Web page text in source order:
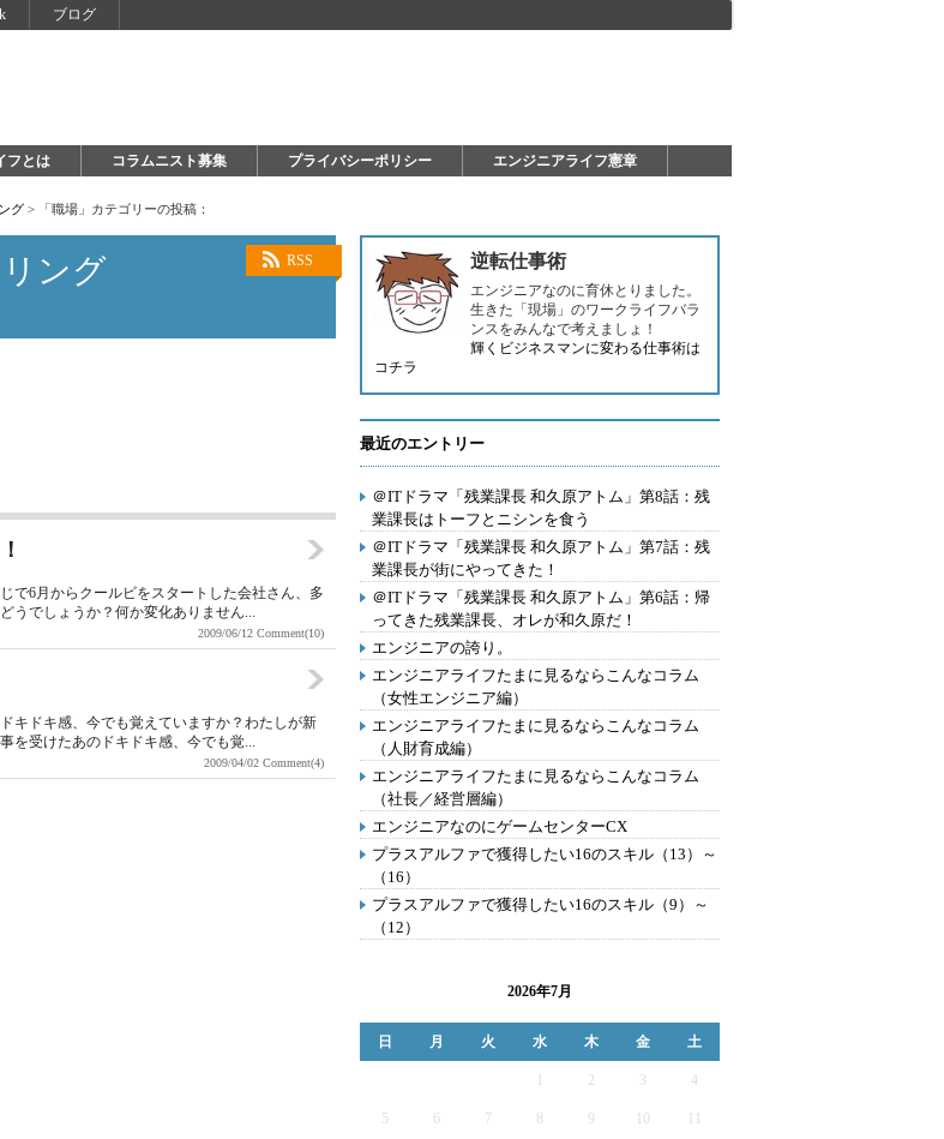
ブログ
フとは コラムニスト募集 プライバシーポリシー エンジニアライフ憲章
グ > 「職場」カテゴリーの投稿：
RSS
ング
で6月からクールビをスタートした会社さん、多
うでしょうか？何か変化ありません...
2009/06/12 Comment(10)
キドキ感、今でも覚えていますか？わたしが新
を受けたあのドキドキ感、今でも覚...
2009/04/02 Comment(4)
逆転仕事術
エンジニアなのに育休とりました。
生きた「現場」のワークライフバラ
ンスをみんなで考えましょ！
輝くビジネスマンに変わる仕事術は
コチラ
最近のエントリー
＠ITドラマ「残業課長 和久原アトム」第8話：残
業課長はトーフとニシンを食う
＠ITドラマ「残業課長 和久原アトム」第7話：残
業課長が街にやってきた！
＠ITドラマ「残業課長 和久原アトム」第6話：帰
ってきた残業課長、オレが和久原だ！
エンジニアの誇り。
エンジニアライフたまに見るならこんなコラム
（女性エンジニア編）
エンジニアライフたまに見るならこんなコラム
（人財育成編）
エンジニアライフたまに見るならこんなコラム
（社長／経営層編）
エンジニアなのにゲームセンターCX
プラスアルファで獲得したい16のスキル（13）～
（16）
プラスアルファで獲得したい16のスキル（9）～
（12）
2026年7月
日 月 火 水 木 金 土
2 3 4
5 6 7 9